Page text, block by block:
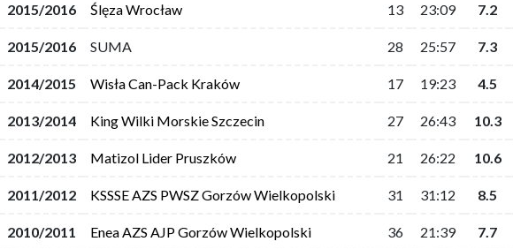
2015/2016 Ślęza Wrocław 13 23:09 7.2
2015/2016 SUMA 28 25:57 7.3
2014/2015 Wisła Can-Pack Kraków 17 19:23 4.5
2013/2014 King Wilki Morskie Szczecin 27 26:43 10.3
2012/2013 Matizol Lider Pruszków 21 26:22 10.6
2011/2012 KSSSE AZS PWSZ Gorzów Wielkopolski 31 31:12 8.5
2010/2011 Enea AZS AJP Gorzów Wielkopolski 36 21:39 7.7